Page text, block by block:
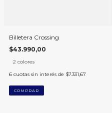
Billetera Crossing
$43.990,00
2 colores
6 cuotas sin interés de $7.331,67
COMPRAR